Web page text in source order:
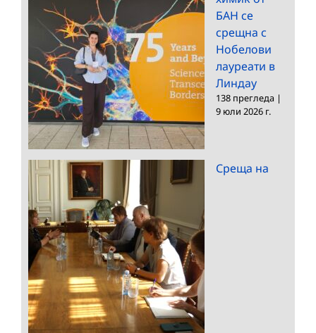
БАН се
срещна с
Нобелови
лауреати в
Линдау
138 прегледа |
9 юли 2026 г.
Среща на